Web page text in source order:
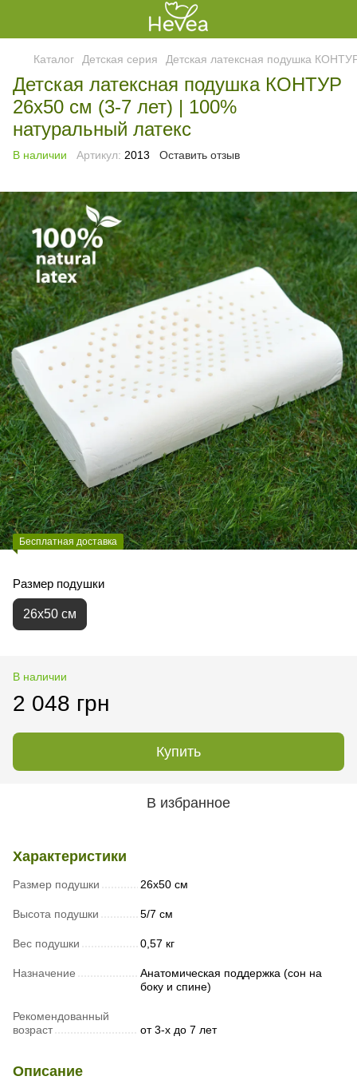
Каталог Детская серия Детская латексная подушка
Детская латексная подушка КОНТУР
26x50 см (3-7 лет) | 100%
натуральный латекс
В наличии Артикул: 2013 Оставить отзыв
Бесплатная доставка
Размер подушки
26х50 см
В наличии
2 048 грн
Купить
В избранное
Характеристики
Размер подушки 26х50 см
Высота подушки 5/7 см
Вес подушки 0,57 кг
Назначение
Анатомическая поддержка (сон на
боку и спине)
Рекомендованный
возраст
от 3-х до 7 лет
Описание